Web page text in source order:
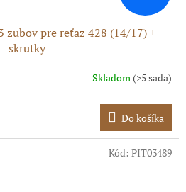
zubov pre reťaz 428 (14/17) +
skrutky
Skladom(>5 sada)
Do košíka
Kód: PIT03489